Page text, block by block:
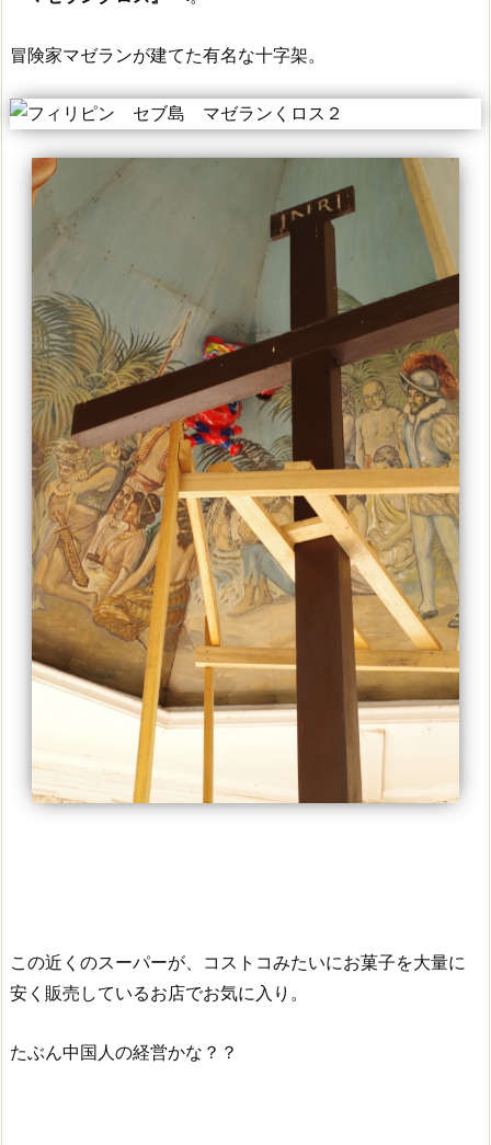
冒険家マゼランが建てた有名な十字架。
この近くのスーパーが、コストコみたいにお菓子を大量に
安く販売しているお店でお気に入り。
たぶん中国人の経営かな？？